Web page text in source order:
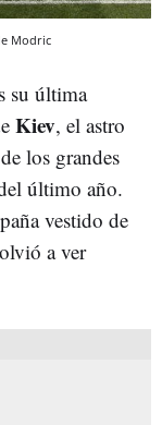
Modric
su última
Kiev, el astro
los grandes
último año.
vestido de
a ver